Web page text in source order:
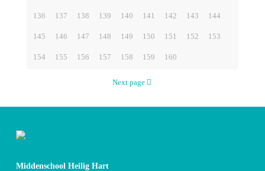
136 137 138 139 140 141 142 143 144
145 146 147 148 149 150 151 152 153
154 155 156 157 158 159 160
Next page
Middenschool Heilig Hart